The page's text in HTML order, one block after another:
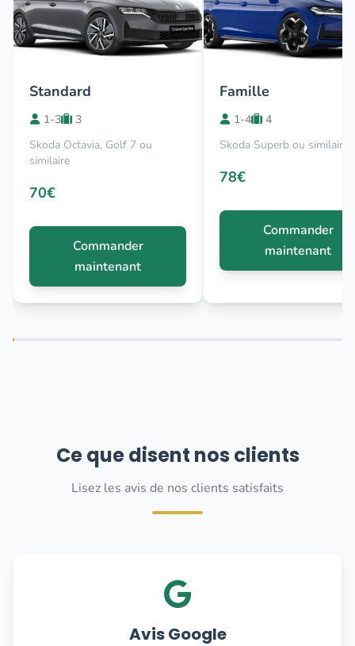
Standard
1-3
3
Skoda Octavia, Golf 7 ou
similaire
70€
Commander
maintenant
Famille
1-4
4
Skoda Superb ou similaire
78€
Commander
maintenant
Ce que disent nos clients
Lisez les avis de nos clients satisfaits
Avis Google